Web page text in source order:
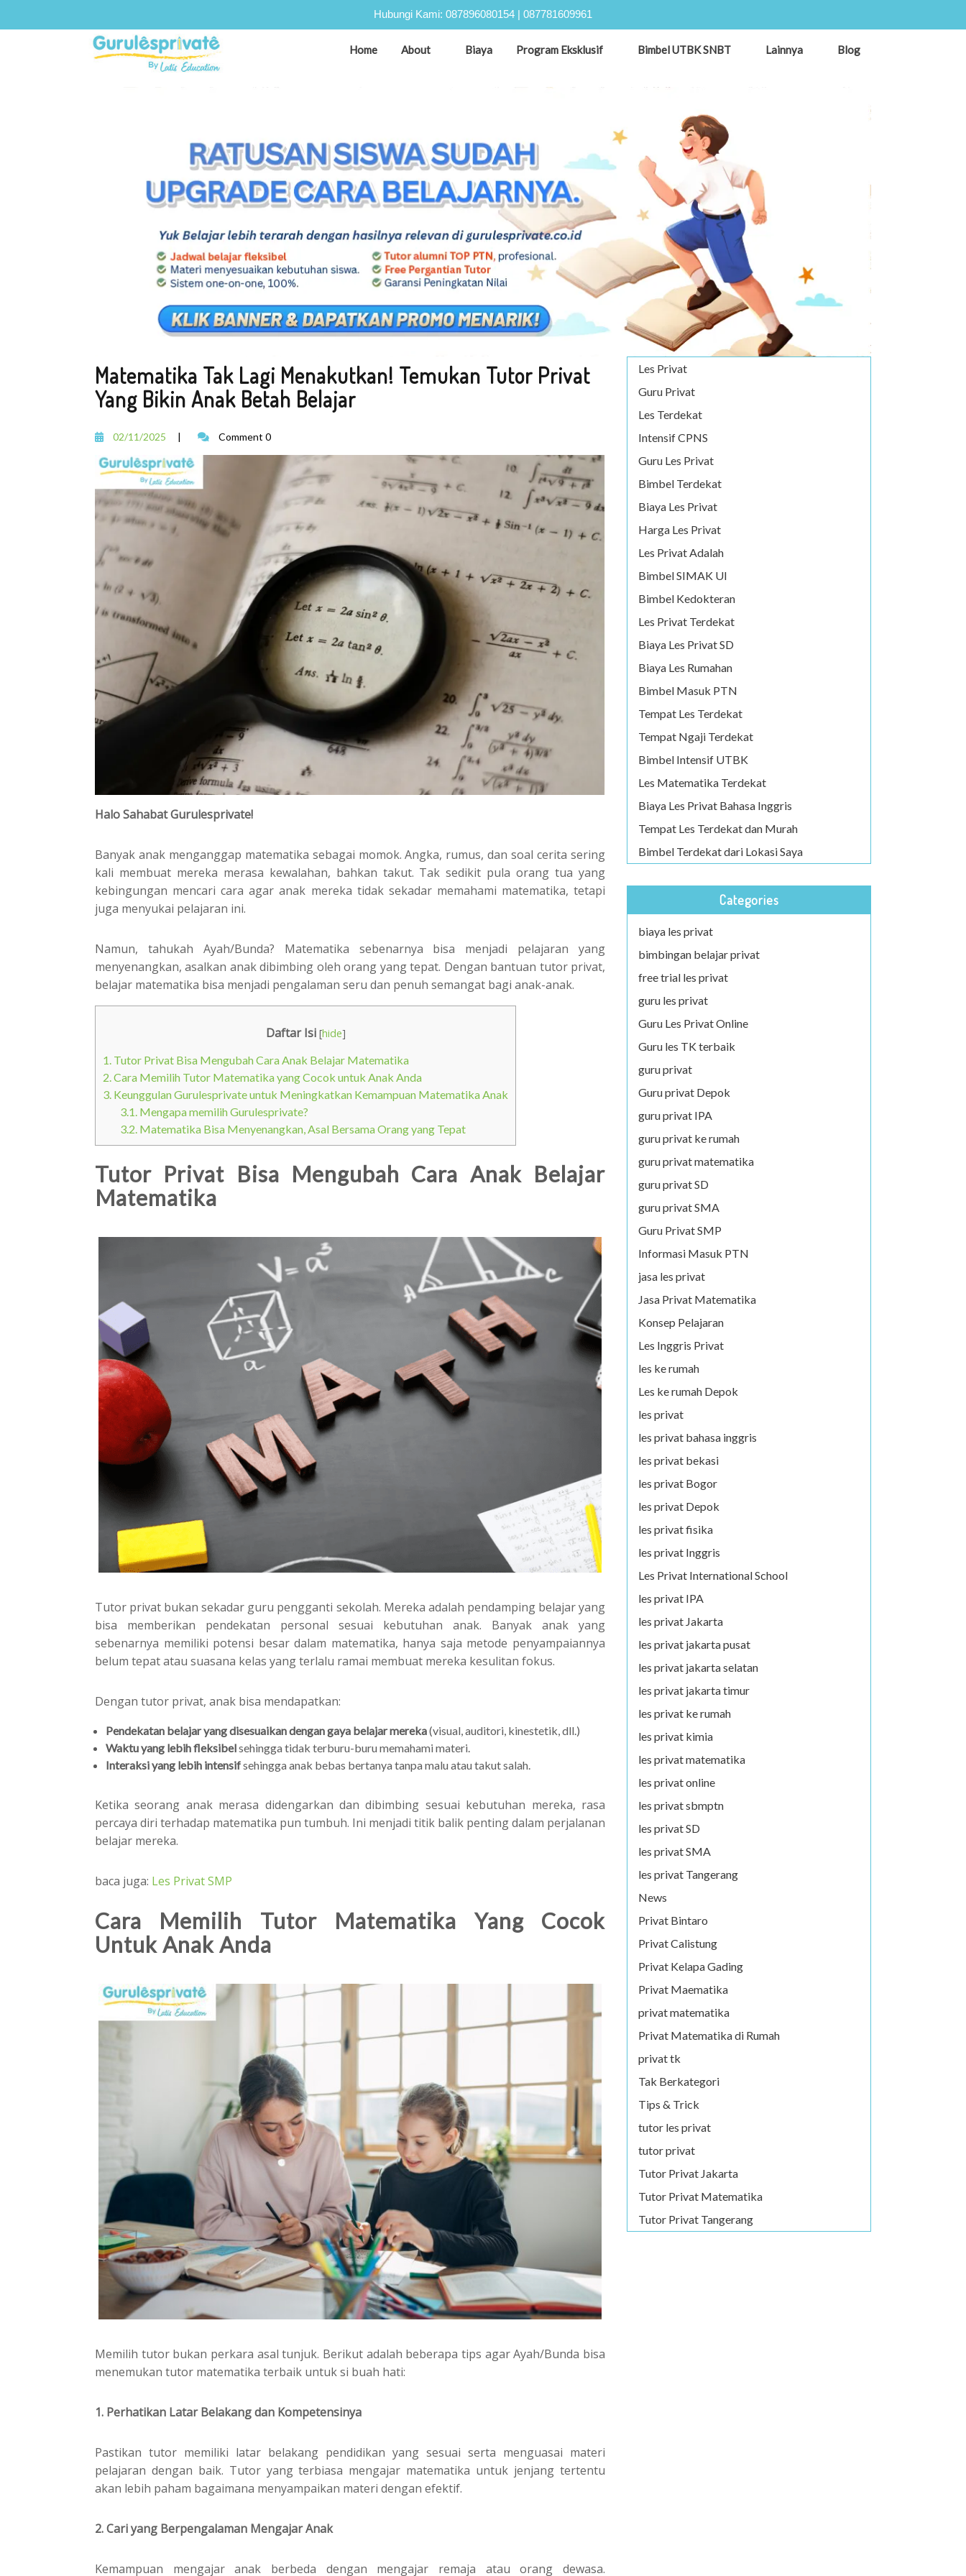
Hubungi Kami: 087896080154 | 087781609961
Home About Biaya Program Eksklusif Bimbel UTBK SNBT Lainnya Blog
Matematika Tak Lagi Menakutkan! Temukan Tutor Privat
Yang Bikin Anak Betah Belajar
02/11/2025 | Comment 0
Halo Sahabat Gurulesprivate!
Banyak anak menganggap matematika sebagai momok. Angka, rumus, dan soal cerita sering
kali membuat mereka merasa kewalahan, bahkan takut. Tak sedikit pula orang tua yang
kebingungan mencari cara agar anak mereka tidak sekadar memahami matematika, tetapi
juga menyukai pelajaran ini.
Namun, tahukah Ayah/Bunda? Matematika sebenarnya bisa menjadi pelajaran yang
menyenangkan, asalkan anak dibimbing oleh orang yang tepat. Dengan bantuan tutor privat,
belajar matematika bisa menjadi pengalaman seru dan penuh semangat bagi anak-anak.
Daftar Isi [hide]
1. Tutor Privat Bisa Mengubah Cara Anak Belajar Matematika
2.Cara Memilih Tutor Matematika yang Cocok untuk Anak Anda
3. Keunggulan Gurulesprivate untuk Meningkatkan Kemampuan Matematika Anak
3.1. Mengapa memilih Gurulesprivate?
3.2. Matematika Bisa Menyenangkan, Asal Bersama Orang yang Tepat
Tutor Privat Bisa Mengubah Cara Anak Belajar
Matematika
Tutor privat bukan sekadar guru pengganti sekolah. Mereka adalah pendamping belajar yang
bisa memberikan pendekatan personal sesuai kebutuhan anak. Banyak anak yang
sebenarnya memiliki potensi besar dalam matematika, hanya saja metode penyampaiannya
belum tepat atau suasana kelas yang terlalu ramai membuat mereka kesulitan fokus.
Dengan tutor privat, anak bisa mendapatkan:
Pendekatan belajar yang disesuaikan dengan gaya belajar mereka(visual, auditori, kinestetik, dll.)
Waktu yang lebih fleksibelsehingga tidak terburu-buru memahami materi.
Interaksi yang lebih intensifsehingga anak bebas bertanya tanpa malu atau takut salah.
Ketika seorang anak merasa didengarkan dan dibimbing sesuai kebutuhan mereka, rasa
percaya diri terhadap matematika pun tumbuh. Ini menjadi titik balik penting dalam perjalanan
belajar mereka.
baca juga: Les Privat SMP
Cara Memilih Tutor Matematika Yang Cocok
Untuk Anak Anda
Memilih tutor bukan perkara asal tunjuk. Berikut adalah beberapa tips agar Ayah/Bunda bisa
menemukan tutor matematika terbaik untuk si buah hati:
1. Perhatikan Latar Belakang dan Kompetensinya
Pastikan tutor memiliki latar belakang pendidikan yang sesuai serta menguasai materi
pelajaran dengan baik. Tutor yang terbiasa mengajar matematika untuk jenjang tertentu
akan lebih paham bagaimana menyampaikan materi dengan efektif.
2. Cari yang Berpengalaman Mengajar Anak
Kemampuan mengajar anak berbeda dengan mengajar remaja atau orang dewasa.
Les Privat
Guru Privat
Les Terdekat
Intensif CPNS
Guru Les Privat
Bimbel Terdekat
Biaya Les Privat
Harga Les Privat
Les Privat Adalah
Bimbel SIMAK UI
Bimbel Kedokteran
Les Privat Terdekat
Biaya Les Privat SD
Biaya Les Rumahan
Bimbel Masuk PTN
Tempat Les Terdekat
Tempat Ngaji Terdekat
Bimbel Intensif UTBK
Les Matematika Terdekat
Biaya Les Privat Bahasa Inggris
Tempat Les Terdekat dan Murah
Bimbel Terdekat dari Lokasi Saya
Categories
biaya les privat
bimbingan belajar privat
free trial les privat
guru les privat
Guru Les Privat Online
Guru les TK terbaik
guru privat
Guru privat Depok
guru privat IPA
guru privat ke rumah
guru privat matematika
guru privat SD
guru privat SMA
Guru Privat SMP
Informasi Masuk PTN
jasa les privat
Jasa Privat Matematika
Konsep Pelajaran
Les Inggris Privat
les ke rumah
Les ke rumah Depok
les privat
les privat bahasa inggris
les privat bekasi
les privat Bogor
les privat Depok
les privat fisika
les privat Inggris
Les Privat International School
les privat IPA
les privat Jakarta
les privat jakarta pusat
les privat jakarta selatan
les privat jakarta timur
les privat ke rumah
les privat kimia
les privat matematika
les privat online
les privat sbmptn
les privat SD
les privat SMA
les privat Tangerang
News
Privat Bintaro
Privat Calistung
Privat Kelapa Gading
Privat Maematika
privat matematika
Privat Matematika di Rumah
privat tk
Tak Berkategori
Tips & Trick
tutor les privat
tutor privat
Tutor Privat Jakarta
Tutor Privat Matematika
Tutor Privat Tangerang